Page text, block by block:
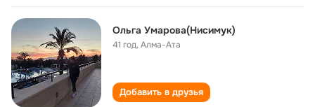
Ольга Умарова(Нисимук)
41 год,Алма-Ата
Добавить в друзья